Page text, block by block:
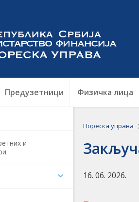
Предузетници Физичка лица
и
Пореска управа
16. 06. 2026.